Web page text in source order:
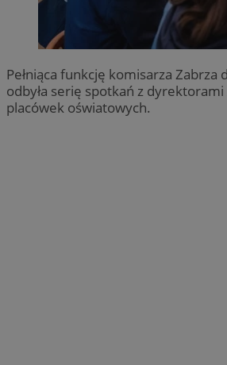
Pełniąca funkcję komisarza Zabrza
odbyła serię spotkań z
placówek oświatowych.